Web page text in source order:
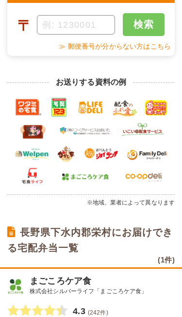
〒 検索
≫ 郵便番号が分からない方はこちら
お送りする資料の例
※地域、業者によって異なります
長野県下水内郡栄村にお届けでき
る宅配弁当一覧
(1件)
まごころケア食
株式会社シルバーライフ「まごころケア食」
4.3 (242件)